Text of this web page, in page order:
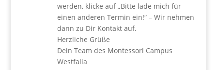
werden, klicke auf „Bitte lade mich für
einen anderen Termin ein!“ – Wir nehmen
dann zu Dir Kontakt auf.
Herzliche Grüße
Dein Team des Montessori Campus
Westfalia